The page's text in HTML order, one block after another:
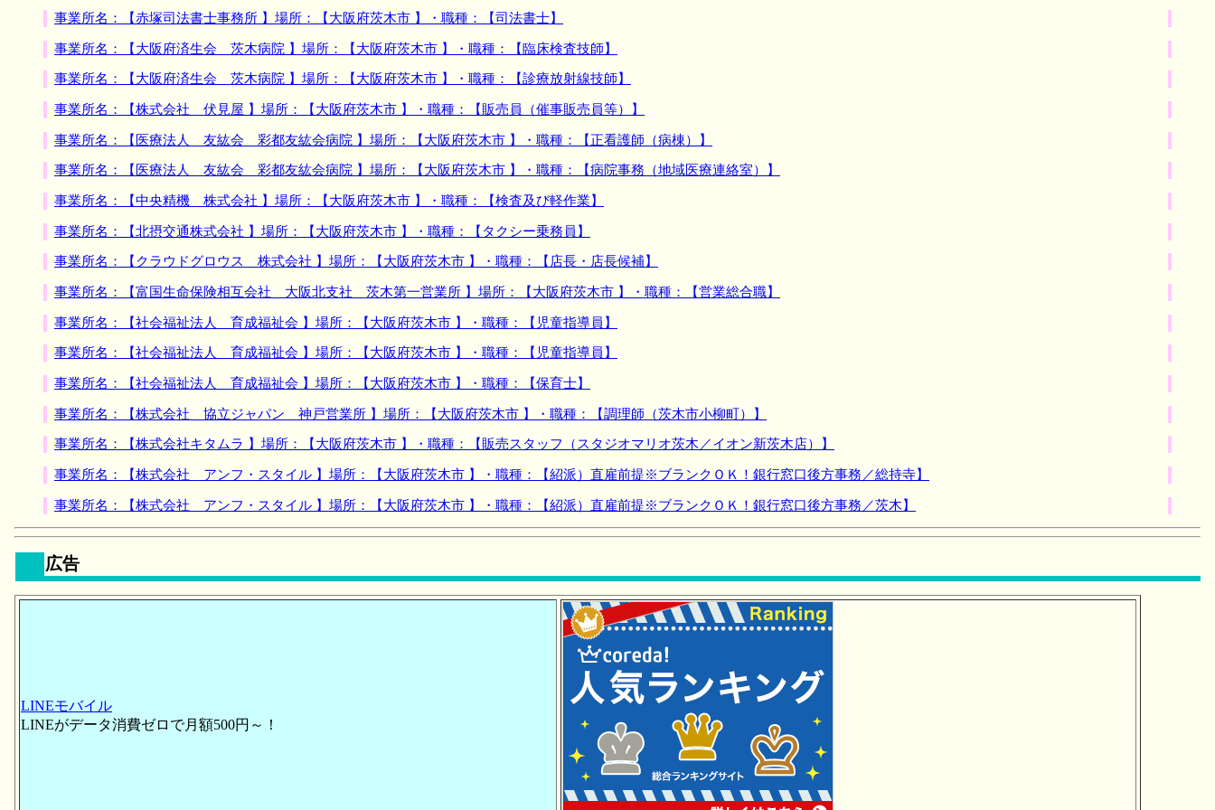
事業所名：【赤塚司法書士事務所 】場所：【大阪府茨木市 】・職種：【司法書士】
事業所名：【大阪府済生会 茨木病院 】場所：【大阪府茨木市 】・職種：【臨床検査技師】
事業所名：【大阪府済生会 茨木病院 】場所：【大阪府茨木市 】・職種：【診療放射線技師】
事業所名：【株式会社 伏見屋 】場所：【大阪府茨木市 】・職種：【販売員（催事販売員等）】
事業所名：【医療法人 友紘会 彩都友紘会病院 】場所：【大阪府茨木市 】・職種：【正看護師（病棟）】
事業所名：【医療法人 友紘会 彩都友紘会病院 】場所：【大阪府茨木市 】・職種：【病院事務（地域医療連絡室）】
事業所名：【中央精機 株式会社 】場所：【大阪府茨木市 】・職種：【検査及び軽作業】
事業所名：【北摂交通株式会社 】場所：【大阪府茨木市 】・職種：【タクシー乗務員】
事業所名：【クラウドグロウス 株式会社 】場所：【大阪府茨木市 】・職種：【店長・店長候補】
事業所名：【富国生命保険相互会社 大阪北支社 茨木第一営業所 】場所：【大阪府茨木市 】・職種：【営業総合職】
事業所名：【社会福祉法人 育成福祉会 】場所：【大阪府茨木市 】・職種：【児童指導員】
事業所名：【社会福祉法人 育成福祉会 】場所：【大阪府茨木市 】・職種：【児童指導員】
事業所名：【社会福祉法人 育成福祉会 】場所：【大阪府茨木市 】・職種：【保育士】
事業所名：【株式会社 協立ジャパン 神戸営業所 】場所：【大阪府茨木市 】・職種：【調理師（茨木市小柳町）】
事業所名：【株式会社キタムラ 】場所：【大阪府茨木市 】・職種：【販売スタッフ（スタジオマリオ茨木／イオン新茨木店）】
事業所名：【株式会社 アンフ・スタイル 】場所：【大阪府茨木市 】・職種：【紹派）直雇前提※ブランクＯＫ！銀行窓口後方事務／総持寺】
事業所名：【株式会社 アンフ・スタイル 】場所：【大阪府茨木市 】・職種：【紹派）直雇前提※ブランクＯＫ！銀行窓口後方事務／茨木】
広告
LINEモバイル
LINEがデータ消費ゼロで月額500円～！